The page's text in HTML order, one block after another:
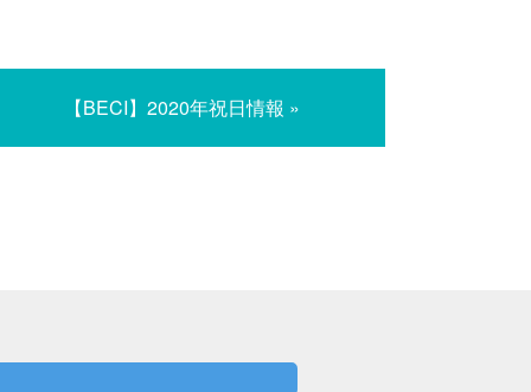
【BECI】2020年祝日情報 »